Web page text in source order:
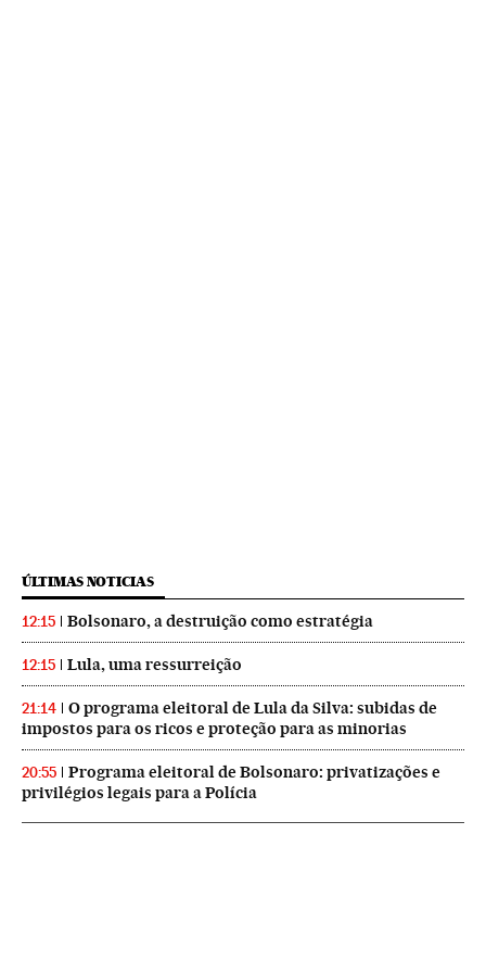
ÚLTIMAS NOTICIAS
12:15 Bolsonaro, a destruição como estratégia
12:15 Lula, uma ressurreição
21:14
O programa eleitoral de Lula da Silva: subidas de
impostos para os ricos e proteção para as minorias
20:55
Programa eleitoral de Bolsonaro: privatizações e
privilégios legais para a Polícia